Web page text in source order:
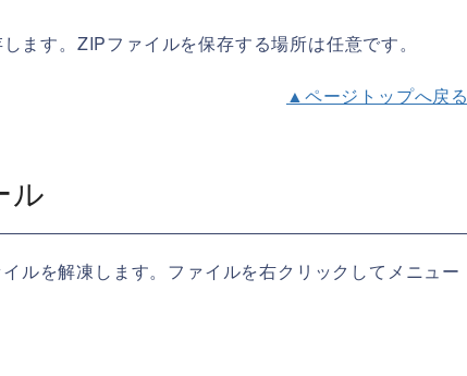
ます。ZIPファイルを保存する場所は任意です。
▲ページトップへ戻る
ル
ルを解凍します。ファイルを右クリックしてメニュー